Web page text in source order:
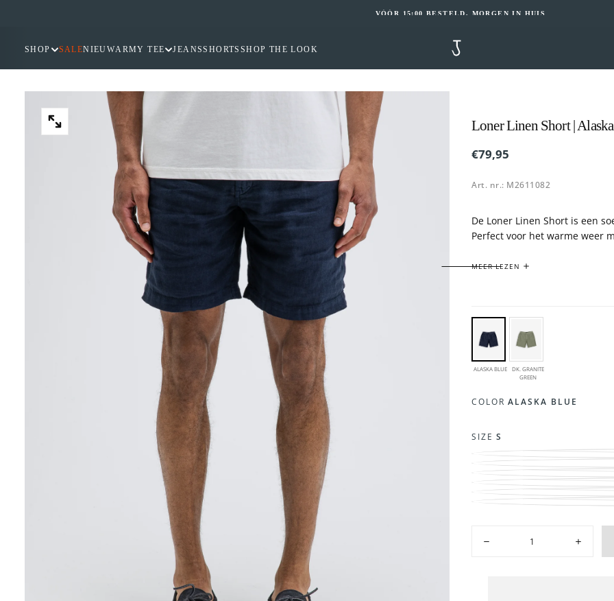
VÓÓR 15:00 BESTELD, MORGEN IN HUIS
SHOP SALENIEUWARMY TEE JEANSSHORTS SHOP THE LOOK
OPEN
MEDIA
IN
Loner Linen Short |
€79,95
Reguliere
€79,95
Art. nr.: M2611082
De Loner Linen Short is een
Perfect voor het warme weer
- Met trots en liefde gemaakt in
MEER LEZEN
ALASKA BLUE
DK. GRANITE
GREEN
COLOR ALASKA BLUE
SIZE S
Hoeveelheid
verhogen